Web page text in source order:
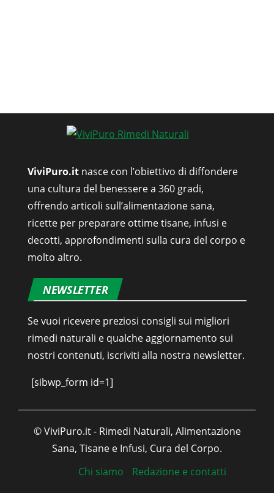
ViviPuro.it nasce con l’obiettivo di diffondere
una cultura del benessere a 360 gradi,
offrendo articoli sull’alimentazione sana,
ricette per preparare ottime tisane, infusi e
decotti, approfondimenti sulla cura del corpo e
molto altro.
NEWSLETTER
Se vuoi ricevere preziosi consigli sui migliori
rimedi naturali e qualche aggiornamento sui
nostri contenuti, iscriviti alla nostra newsletter.
[sibwp_form id=1]
© ViviPuro.it - Rimedi Naturali, Alimentazione
Sana, Tisane e Infusi, Cura del Corpo.
Chi siamo
Redazione e contatti